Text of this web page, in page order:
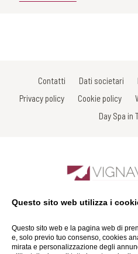
Contatti Dati societari
Privacy policy
Cookie policy
Day Spa in
Sdrucciolo di Piazza, 7 - 53017
Fax: +39
Email:
P.Iva
Questo sito web utilizza i
Questo sito web e la pagina web di
e, solo previo tuo consenso, cookies
mirata e personalizzazione degli